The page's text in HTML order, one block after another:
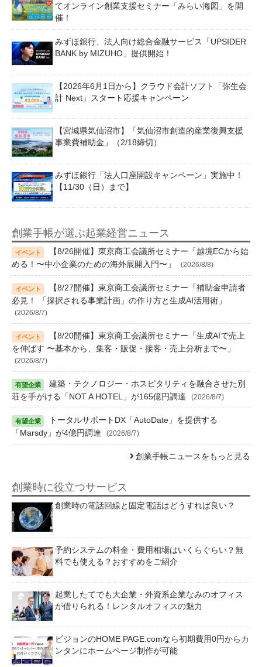
てオンライン創業支援セミナー「みらい海図」を開
催！
みずほ銀行、法人向け総合金融サービス「UPSIDER
BANK by MIZUHO」提供開始！
【2026年6月1日から】クラウド会計ソフト「弥生会
計 Next」スタート応援キャンペーン
【宮城県気仙沼市】「気仙沼市創造的産業復興支援
事業費補助金」（2/18締切）
みずほ銀行「法人口座開設キャンペーン」実施中！
【11/30（日）まで】
創業手帳が選ぶ起業経営ニュース
【8/26開催】東京商工会議所セミナー「越境ECから始
める！〜中小企業のための海外展開入門〜」
(2026/8/8)
【8/27開催】東京商工会議所セミナー「補助金申請者
必見！ 「採択される事業計画」の作り方と生成AI活用術」
(2026/8/7)
【8/20開催】東京商工会議所セミナー「生成AIで売上
を伸ばす 〜基本から、集客・販促・接客・売上分析まで〜」
(2026/8/7)
建築・テクノロジー・ホスピタリティを融合させた別
荘を手がける「NOT A HOTEL」が165億円調達
(2026/8/7)
トータルサポートDX「AutoDate」を提供する
「Marsdy」が4億円調達
(2026/8/7)
創業手帳ニュースをもっと見る
創業時に役立つサービス
創業時の電話回線と固定電話はどうすれば良い？
予約システムの料金・費用相場はいくらぐらい？無
料でも使える？おすすめをご紹介
起業したてでも大企業・外資系企業なみのオフィス
が借りられる！レンタルオフィスの魅力
ビジョンのHOME PAGE.comなら初期費用0円からカ
ンタンにホームページ制作が可能